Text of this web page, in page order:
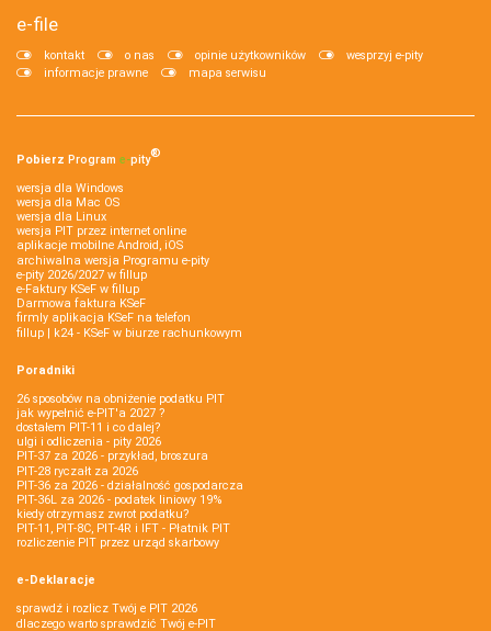
e-file
kontakt o nas opinie użytkowników
wesprzyj e-pity
informacje prawne
mapa serwisu
Pobierz Program e‑pity®
wersja dla Windows
wersja dla Mac OS
wersja dla Linux
wersja PIT przez internet online
aplikacje mobilne Android, iOS
archiwalna wersja Programu e-pity
e-pity 2026/2027 w fillup
e‑Faktury KSeF w fillup
Darmowa faktura KSeF
firmly aplikacja KSeF na telefon
fillup | k24 - KSeF w biurze rachunkowym
Poradniki
26 sposobów na obniżenie podatku PIT
jak wypełnić e-PIT'a 2027 ?
dostałem PIT-11 i co dalej?
ulgi i odliczenia - pity 2026
PIT-37 za 2026 - przykład, broszura
PIT-28 ryczałt za 2026
PIT-36 za 2026 - działalność gospodarcza
PIT-36L za 2026 - podatek liniowy 19%
kiedy otrzymasz zwrot podatku?
PIT-11, PIT-8C, PIT-4R i IFT - Płatnik PIT
rozliczenie PIT przez urząd skarbowy
e-Deklaracje
sprawdź i rozlicz Twój e PIT 2026
dlaczego warto sprawdzić Twój e-PIT